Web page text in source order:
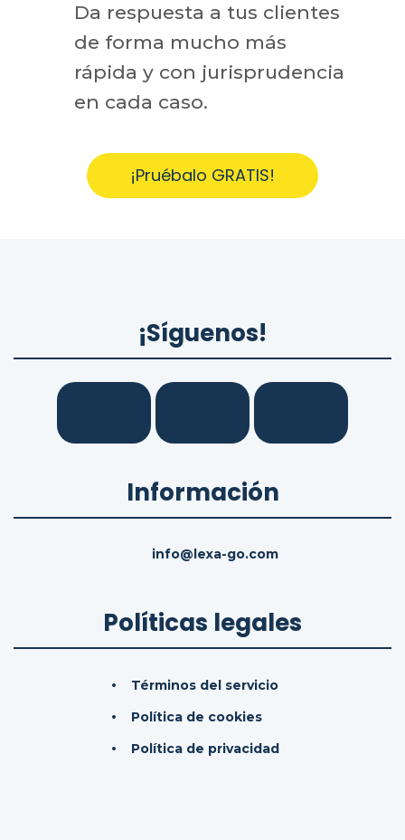
Da respuesta a tus clientes
de forma mucho más
rápida y con jurisprudencia
en cada caso.
¡Pruébalo GRATIS!
¡Síguenos!
Información
info@lexa-go.com
Políticas legales
Términos del servicio
Política de cookies
Política de privacidad